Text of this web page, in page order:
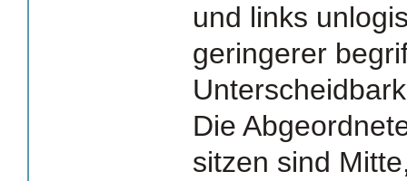
und links
geringerer
Die
sitzen sind